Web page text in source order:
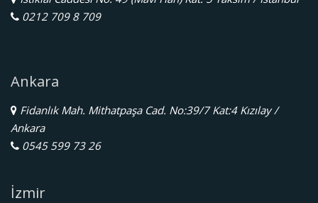
0212 709 8 709
Ankara
Fidanlık Mah. Mithatpaşa Cad. No:39/7 Kat:4 Kızılay /
Ankara
0545 599 73 26
İzmir